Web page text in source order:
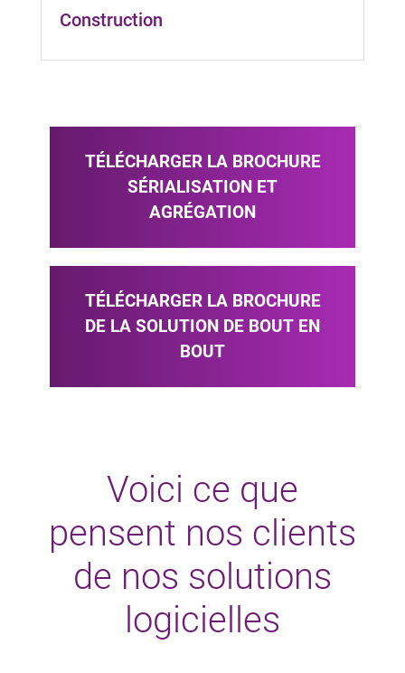
Construction
TÉLÉCHARGER LA BROCHURE
SÉRIALISATION ET
AGRÉGATION
TÉLÉCHARGER LA BROCHURE
DE LA SOLUTION DE BOUT EN
BOUT
Voici ce que
pensent nos clients
de nos solutions
logicielles